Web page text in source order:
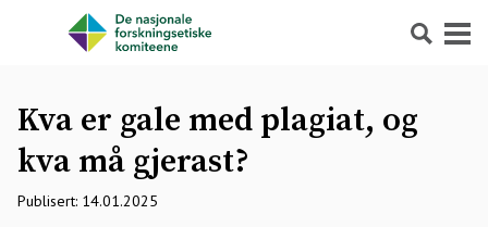
Søk Meny
Kva er gale med plagiat, og
kva må gjerast?
Publisert: 14.01.2025